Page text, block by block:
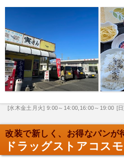
[水木金土月火] 9:00～14:00,16:00～19:00 [
改装で新しく、お得なパンが
ドラッグストアコス